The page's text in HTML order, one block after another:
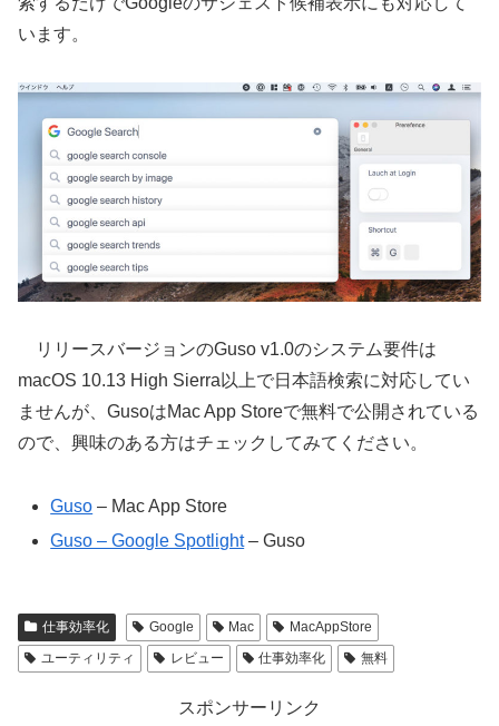
います。
リリースバージョンのGuso v1.0のシステム要件は
macOS 10.13 High Sierra以上で日本語検索に対応してい
ませんが、GusoはMac App Storeで無料で公開されている
ので、興味のある方はチェックしてみてください。
‎Guso – Mac App Store
Guso – Google Spotlight– Guso
仕事効率化 Google Mac
MacAppStore
ユーティリティ
レビュー 仕事効率化 無料
スポンサーリンク